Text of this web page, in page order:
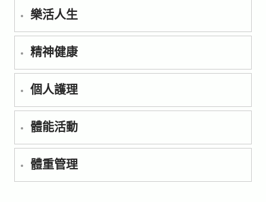
樂活人生
精神健康
個人護理
體能活動
體重管理